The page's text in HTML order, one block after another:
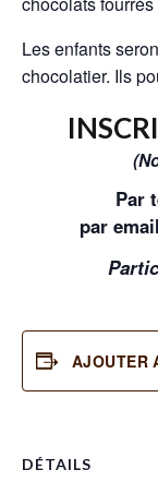
Les enfants
chocolatier. Ils
Par
par
AJOUTER
DÉTAILS